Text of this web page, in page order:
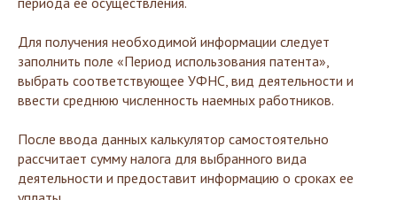
Для получения необходимой информации следует
заполнить поле «Период использования патента»,
выбрать соответствующее УФНС, вид деятельности и
ввести среднюю численность наемных работников.
После ввода данных калькулятор самостоятельно
рассчитает сумму налога для выбранного вида
деятельности и предоставит информацию о сроках ее